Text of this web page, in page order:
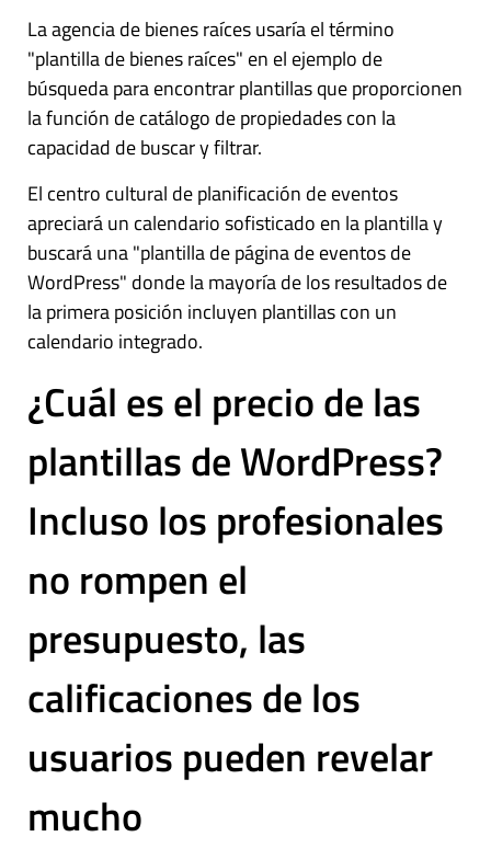
La agencia de bienes raíces usaría el término
"plantilla de bienes raíces" en el ejemplo de
búsqueda para encontrar plantillas que proporcionen
la función de catálogo de propiedades con la
capacidad de buscar y filtrar.
El centro cultural de planificación de eventos
apreciará un calendario sofisticado en la plantilla y
buscará una "plantilla de página de eventos de
WordPress" donde la mayoría de los resultados de
la primera posición incluyen plantillas con un
calendario integrado.
¿Cuál es el precio de las
plantillas de WordPress?
Incluso los profesionales
no rompen el
presupuesto, las
calificaciones de los
usuarios pueden revelar
mucho